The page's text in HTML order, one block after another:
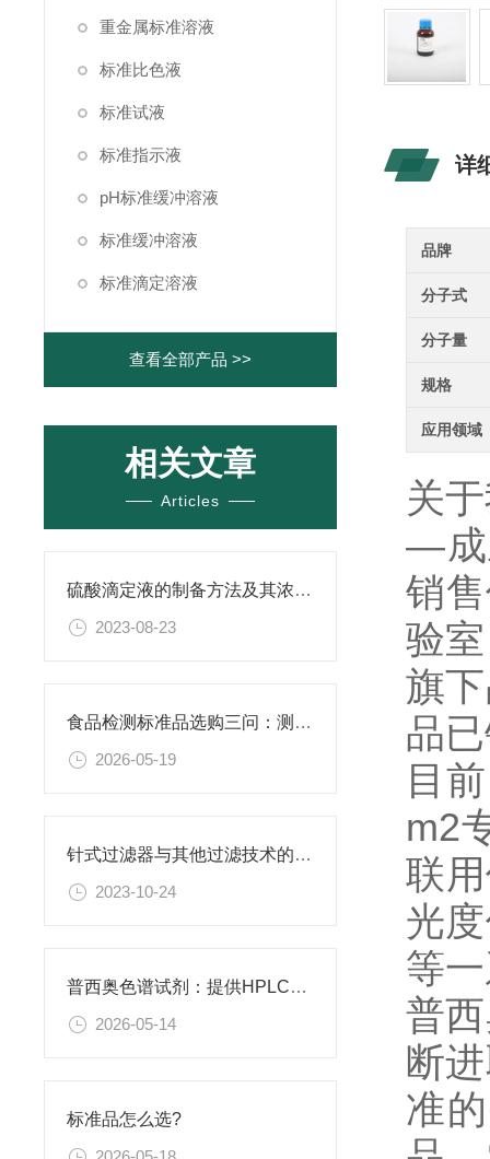
重金属标准溶液
标准比色液
标准试液
标准指示液
pH标准缓冲溶液
标准缓冲溶液
标准滴定溶液
查看全部产品 >>
相关文章
Articles
硫酸滴定液的制备方法及其浓度的确定
2023-08-23
食品检测标准品选购三问：测什么基质？报什么方法？用什么品牌？
2026-05-19
针式过滤器与其他过滤技术的比较
2023-10-24
普西奥色谱试剂：提供HPLC级、LC-MS级等多种规格色谱试剂
2026-05-14
标准品怎么选?
详
品牌
分子式
分子量
规格
应用领域
关
—成
销
验
旗
品
目
m2
联
光
等
普
断
准